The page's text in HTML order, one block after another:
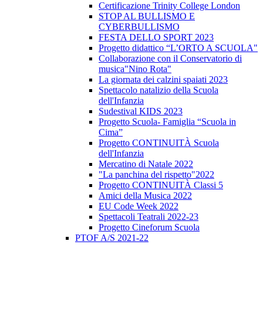
Certificazione Trinity College London
STOP AL BULLISMO E
CYBERBULLISMO
FESTA DELLO SPORT 2023
Progetto didattico “L’ORTO A SCUOLA"
Collaborazione con il Conservatorio di
musica"Nino Rota"
La giornata dei calzini spaiati 2023
Spettacolo natalizio della Scuola
dell'Infanzia
Sudestival KIDS 2023
Progetto Scuola- Famiglia “Scuola in
Cima”
Progetto CONTINUITÀ Scuola
dell'Infanzia
Mercatino di Natale 2022
"La panchina del rispetto"2022
Progetto CONTINUITÀ Classi 5
Amici della Musica 2022
EU Code Week 2022
Spettacoli Teatrali 2022-23
Progetto Cineforum Scuola
PTOF A/S 2021-22